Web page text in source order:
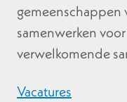
gemeenschappen
samenwerken
verwelkomende
Vacatures